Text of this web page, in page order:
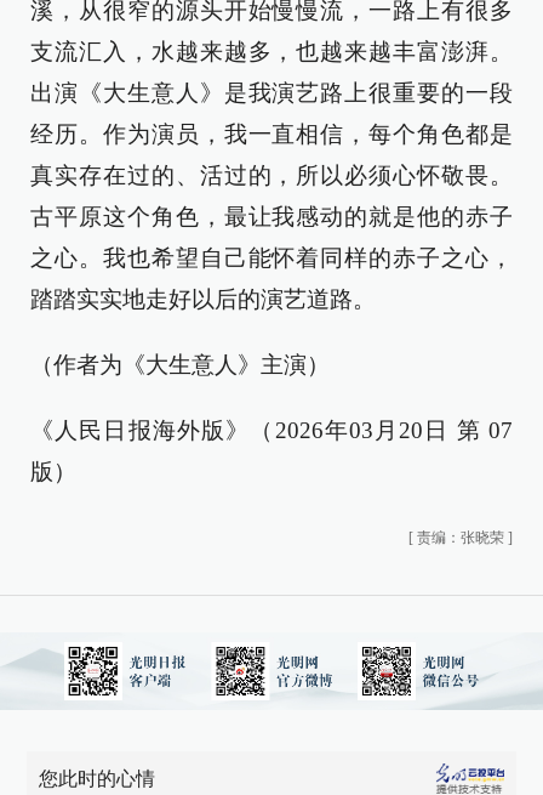
溪，从很窄的源头开始慢慢流，一路上有很多
支流汇入，水越来越多，也越来越丰富澎湃。
出演《大生意人》是我演艺路上很重要的一段
经历。作为演员，我一直相信，每个角色都是
真实存在过的、活过的，所以必须心怀敬畏。
古平原这个角色，最让我感动的就是他的赤子
之心。我也希望自己能怀着同样的赤子之心，
踏踏实实地走好以后的演艺道路。
（作者为《大生意人》主演）
《人民日报海外版》（2026年03月20日 第 07
版）
[ 责编：张晓荣 ]
您此时的心情